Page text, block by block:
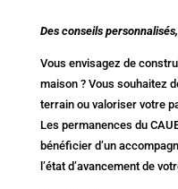
Des conseils
Vous envisagez de
maison ? Vous souhaitez
terrain ou valoriser votre
Les permanences du
bénéficier d’un
l’état d’avancement de